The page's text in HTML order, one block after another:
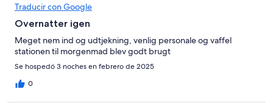
Traducir con Google
Overnatter igen
Meget nem ind og udtjekning, venlig personale og vaffel
stationen til morgenmad blev godt brugt
Se hospedó 3 noches en febrero de 2025
0